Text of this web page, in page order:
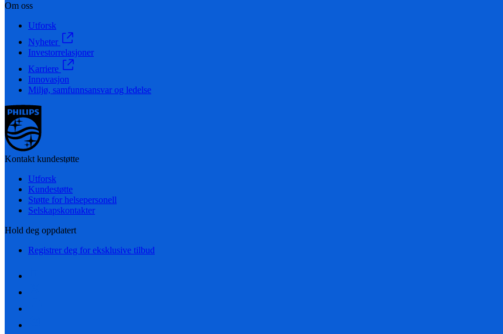
Om oss
Utforsk
Nyheter
Investorrelasjoner
Karriere
Innovasjon
Miljø, samfunnsansvar og ledelse
Kontakt kundestøtte
Utforsk
Kundestøtte
Støtte for helsepersonell
Selskapskontakter
Hold deg oppdatert
Registrer deg for eksklusive tilbud